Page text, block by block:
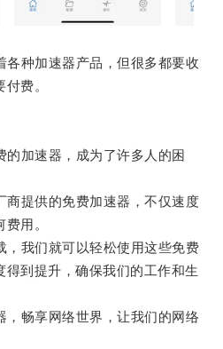
种加速器产品，但很多都要收
费。
加速器，成为了许多人的困
提供的免费加速器，不仅速度
用。
我们就可以轻松使用这些免费
得到提升，确保我们的工作和生
畅享网络世界，让我们的网络